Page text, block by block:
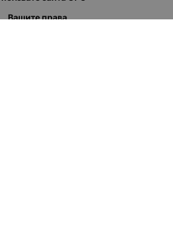
Вашите права